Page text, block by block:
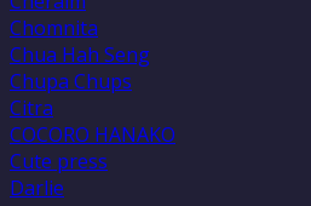
Chomnita
Chua Hah Seng
Chupa Chups
Citra
COCORO HANAKO
Cute press
Darlie